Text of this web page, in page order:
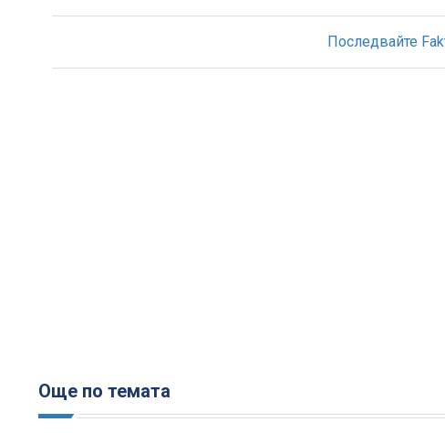
Последвайте
Още по темата